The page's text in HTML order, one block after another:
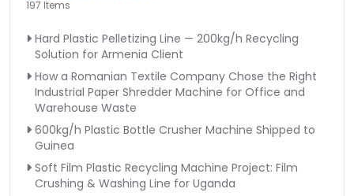
197 Items
Hard Plastic Pelletizing Line — 200kg/h Recycling
Solution for Armenia Client
How a Romanian Textile Company Chose the Right
Industrial Paper Shredder Machine for Office and
Warehouse Waste
600kg/h Plastic Bottle Crusher Machine Shipped to
Guinea
Soft Film Plastic Recycling Machine Project: Film
Crushing & Washing Line for Uganda